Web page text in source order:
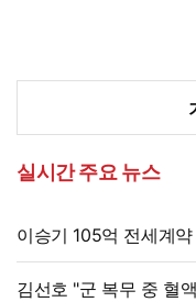
실시간 주요 뉴스
이승기 105억 전세계
법적 조치"
김선호 "군 복무 중 혈